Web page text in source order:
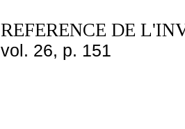
REFERENCE DE
vol. 26, p. 151